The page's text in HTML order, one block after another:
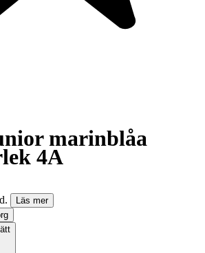
marinblåa
4A
Läs mer